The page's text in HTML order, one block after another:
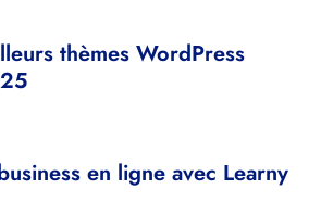
thèmes WordPress
en ligne avec Learny